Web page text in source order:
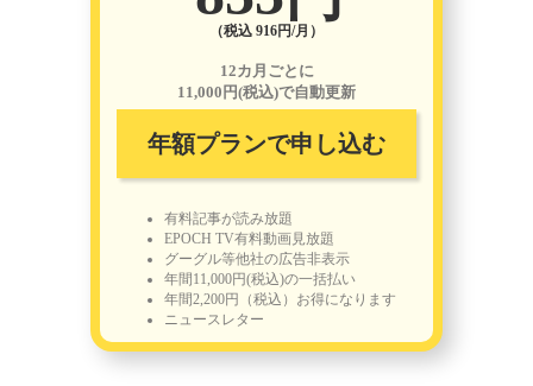
（税込 916円/月）
12カ月ごとに
11,000円(税込)で自動更新
年額プランで申し込む
有料記事が読み放題
EPOCH TV有料動画見放題
グーグル等他社の広告非表示
年間11,000円(税込)の一括払い
年間2,200円（税込）お得になります
ニュースレター